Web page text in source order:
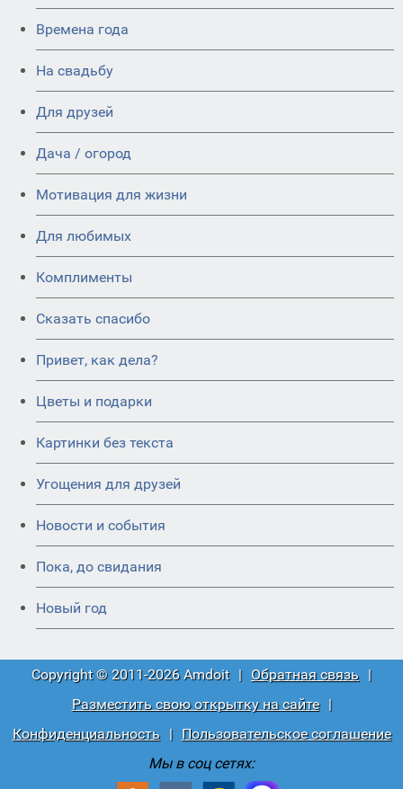
Времена года
На свадьбу
Для друзей
Дача / огород
Мотивация для жизни
Для любимых
Комплименты
Сказать спасибо
Привет, как дела?
Цветы и подарки
Картинки без текста
Угощения для друзей
Новости и события
Пока, до свидания
Новый год
Copyright © 2011-2026 Amdoit | Обратная связь |
Разместить свою открытку на сайте
|
Конфиденциальность
|
Пользовательское соглашение
Мы в соц сетях: